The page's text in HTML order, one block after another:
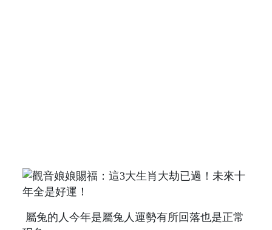
屬兔的人今年是屬兔人運勢有所回落也是正常